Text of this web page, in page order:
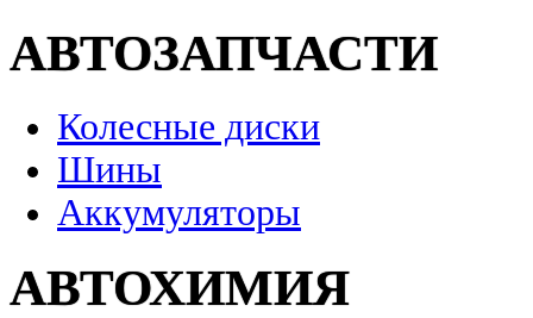
АВТОЗАПЧАСТИ
Колесные диски
Шины
Аккумуляторы
АВТОХИМИЯ